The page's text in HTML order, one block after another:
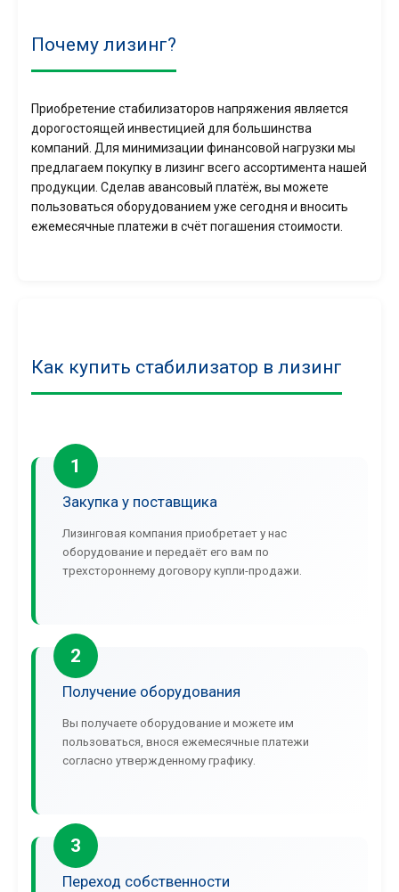
Почему лизинг?
Приобретение стабилизаторов напряжения является
дорогостоящей инвестицией для большинства
компаний. Для минимизации финансовой нагрузки мы
предлагаем покупку в лизинг всего ассортимента нашей
продукции. Сделав авансовый платёж, вы можете
пользоваться оборудованием уже сегодня и вносить
ежемесячные платежи в счёт погашения стоимости.
Как купить стабилизатор в лизинг
1
Закупка у поставщика
Лизинговая компания приобретает у нас
оборудование и передаёт его вам по
трехстороннему договору купли-продажи.
2
Получение оборудования
Вы получаете оборудование и можете им
пользоваться, внося ежемесячные платежи
согласно утвержденному графику.
3
Переход собственности